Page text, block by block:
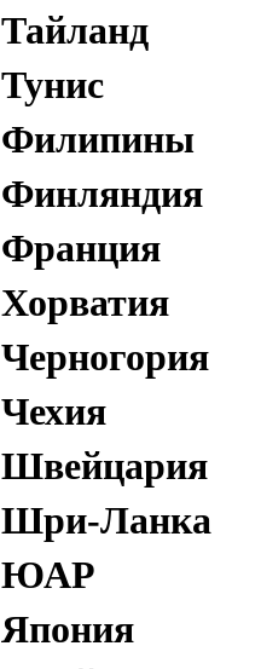
Тайланд
Тунис
Филипины
Финляндия
Франция
Хорватия
Черногория
Чехия
Швейцария
Шри-Ланка
ЮАР
Япония